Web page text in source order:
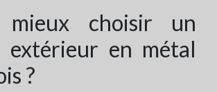
mieux choisir un
extérieur en métal
?